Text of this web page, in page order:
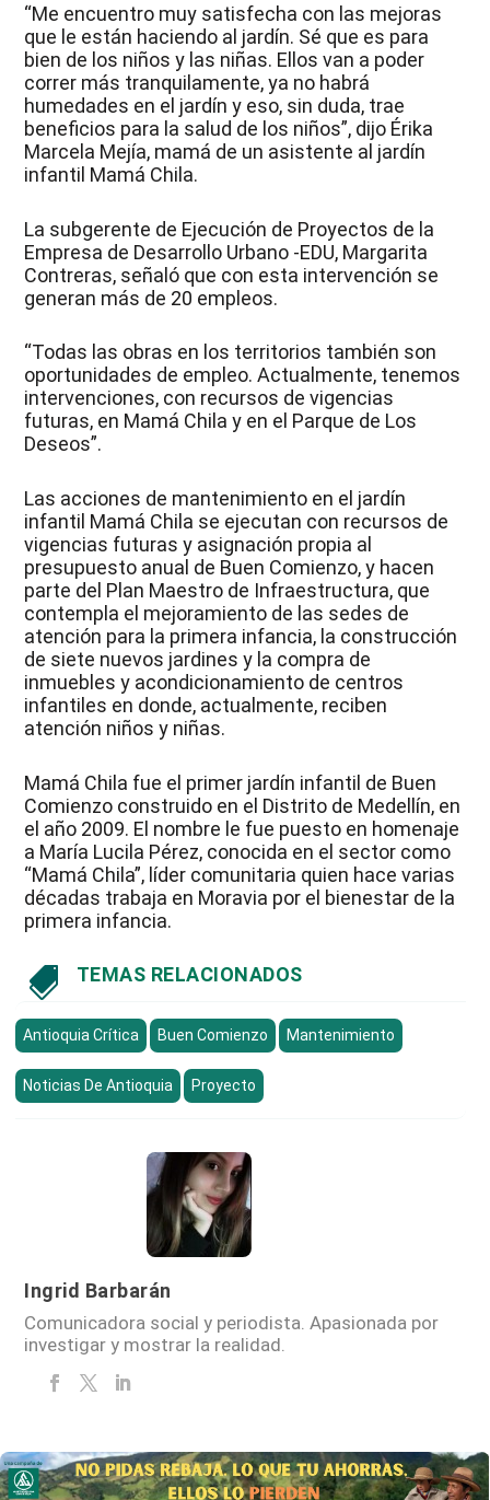
“Me encuentro muy satisfecha con las mejoras
que le están haciendo al jardín. Sé que es para
bien de los niños y las niñas. Ellos van a poder
correr más tranquilamente, ya no habrá
humedades en el jardín y eso, sin duda, trae
beneficios para la salud de los niños”, dijo Érika
Marcela Mejía, mamá de un asistente al jardín
infantil Mamá Chila.
La subgerente de Ejecución de Proyectos de la
Empresa de Desarrollo Urbano -EDU, Margarita
Contreras, señaló que con esta intervención se
generan más de 20 empleos.
“Todas las obras en los territorios también son
oportunidades de empleo. Actualmente, tenemos
intervenciones, con recursos de vigencias
futuras, en Mamá Chila y en el Parque de Los
Deseos”.
Las acciones de mantenimiento en el jardín
infantil Mamá Chila se ejecutan con recursos de
vigencias futuras y asignación propia al
presupuesto anual de Buen Comienzo, y hacen
parte del Plan Maestro de Infraestructura, que
contempla el mejoramiento de las sedes de
atención para la primera infancia, la construcción
de siete nuevos jardines y la compra de
inmuebles y acondicionamiento de centros
infantiles en donde, actualmente, reciben
atención niños y niñas.
Mamá Chila fue el primer jardín infantil de Buen
Comienzo construido en el Distrito de Medellín, en
el año 2009. El nombre le fue puesto en homenaje
a María Lucila Pérez, conocida en el sector como
“Mamá Chila”, líder comunitaria quien hace varias
décadas trabaja en Moravia por el bienestar de la
primera infancia.
 TEMAS RELACIONADOS
Antioquia Crítica Buen Comienzo Mantenimiento
Noticias De Antioquia Proyecto
Ingrid Barbarán
Comunicadora social y periodista. Apasionada por
investigar y mostrar la realidad.